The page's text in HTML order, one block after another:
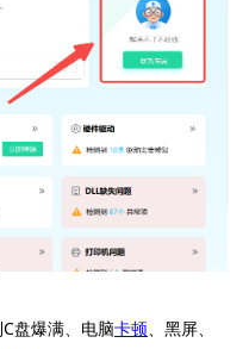
盘爆满、电脑卡顿、黑屏、